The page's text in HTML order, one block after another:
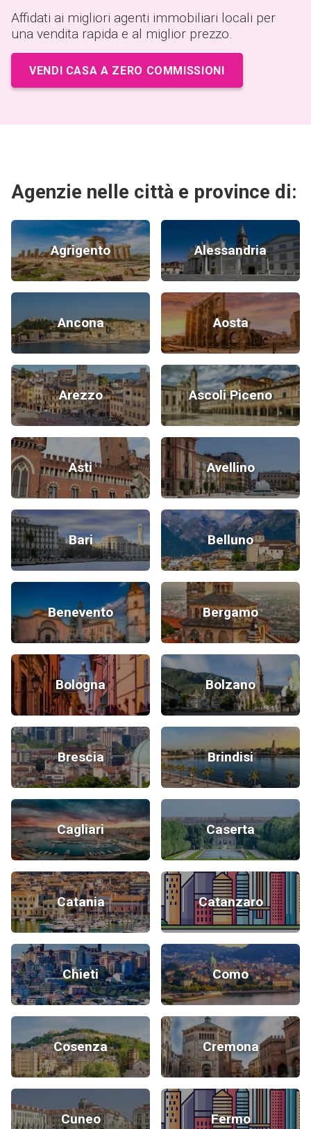
Affidati ai migliori agenti immobiliari locali per
una vendita rapida e al miglior prezzo.
VENDI CASA A ZERO COMMISSIONI
Agenzie nelle città e province di:
Agrigento Alessandria
Ancona Aosta
Arezzo Ascoli Piceno
Asti Avellino
Bari Belluno
Benevento Bergamo
Bologna Bolzano
Brescia Brindisi
Cagliari Caserta
Catania Catanzaro
Chieti Como
Cosenza Cremona
Cuneo Fermo